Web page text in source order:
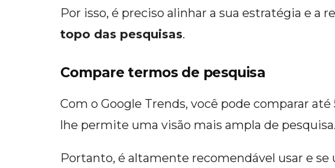
Por isso, é preciso alinhar a sua estratégia e a
topo das pesquisas.
Compare termos de pesquisa
Com o Google Trends, você pode comparar
lhe permite uma visão mais ampla de pesquisa.
Portanto, é altamente recomendável usar e